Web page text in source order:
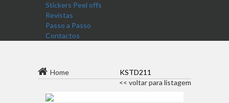
Stickers Peel offs
Revistas
Passo a Passo
Contactos
Home
KSTD211
<< voltar para listagem